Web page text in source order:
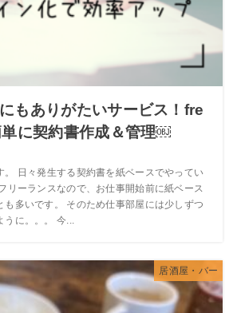
もありがたいサービス！fre
に契約書作成＆管理￼
。 日々発生する契約書を紙ベースでやってい
リーランスなので、お仕事開始前に紙ベース
も多いです。 そのため仕事部屋には少しずつ
に。。。 今...
居酒屋・バー